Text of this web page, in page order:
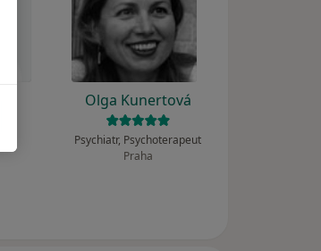
Olga Kunertová
Psychiatr, Psychoterapeut
Praha